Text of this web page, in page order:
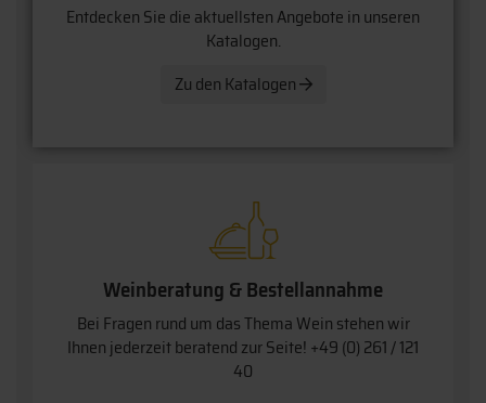
Entdecken Sie die aktuellsten Angebote in unseren
Katalogen.
Zu den Katalogen
Weinberatung & Bestellannahme
Bei Fragen rund um das Thema Wein stehen wir
Ihnen jederzeit beratend zur Seite! +49 (0) 261 / 121
40